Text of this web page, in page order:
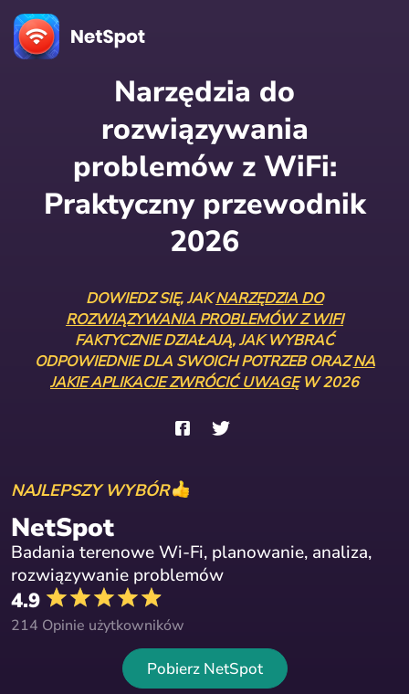
Narzędzia do
rozwiązywania
problemów z WiFi:
Praktyczny przewodnik
2026
DOWIEDZ SIĘ, JAKNARZĘDZIA DO
ROZWIĄZYWANIA PROBLEMÓW Z WIFI
FAKTYCZNIE DZIAŁAJĄ, JAK WYBRAĆ
ODPOWIEDNIE DLA SWOICH POTRZEB ORAZNA
JAKIE APLIKACJE ZWRÓCIĆ UWAGĘW 2026
NAJLEPSZY WYBÓR
NetSpot
Badania terenowe Wi-Fi, planowanie, analiza,
rozwiązywanie problemów
4.9
214 Opinie użytkowników
Pobierz NetSpot